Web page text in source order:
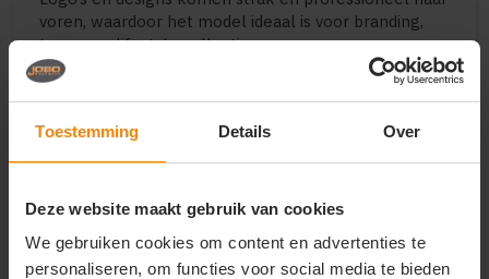
Toestemming Details Over
Deze website maakt gebruik van cookies
We gebruiken cookies om content en advertenties te
personaliseren, om functies voor social media te bieden
voren, waardoor het model ideaal is voor branding,
teams en lifestyle collecties.
Perfect voor
• Bedrijfskleding en branding
• Casual en lifestyle wear
• Teams en events
• Duurzame collecties
Belangrijkste kenmerken